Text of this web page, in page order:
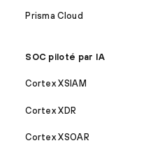
Prisma Cloud
SOC piloté par IA
Cortex XSIAM
Cortex XDR
Cortex XSOAR